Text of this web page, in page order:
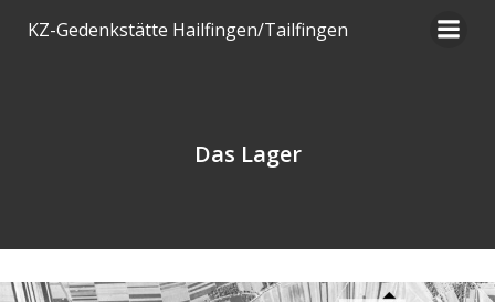
Inhalt
KZ-Gedenkstätte Hailfingen/Tailfingen
Das Lager